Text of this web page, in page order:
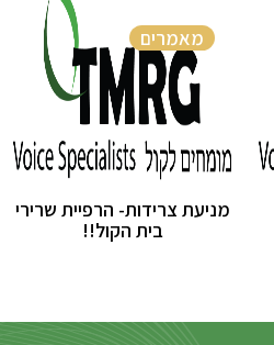
מאמרים
מניעת צרידות- הרפיית שרירי
בית הקול!!